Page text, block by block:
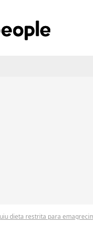
dieta restrita para